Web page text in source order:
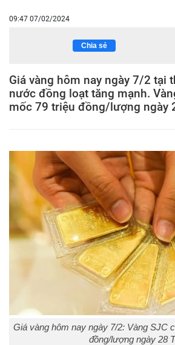
09:47 07/02/2024
Chia sẻ
Giá vàng hôm nay ngày 7/2 tại
nước đồng loạt tăng mạnh.
mốc 79 triệu đồng/lượng ngày
Giá vàng hôm nay ngày 7/2: Vàng SJC
đồng/lượng ngày 28